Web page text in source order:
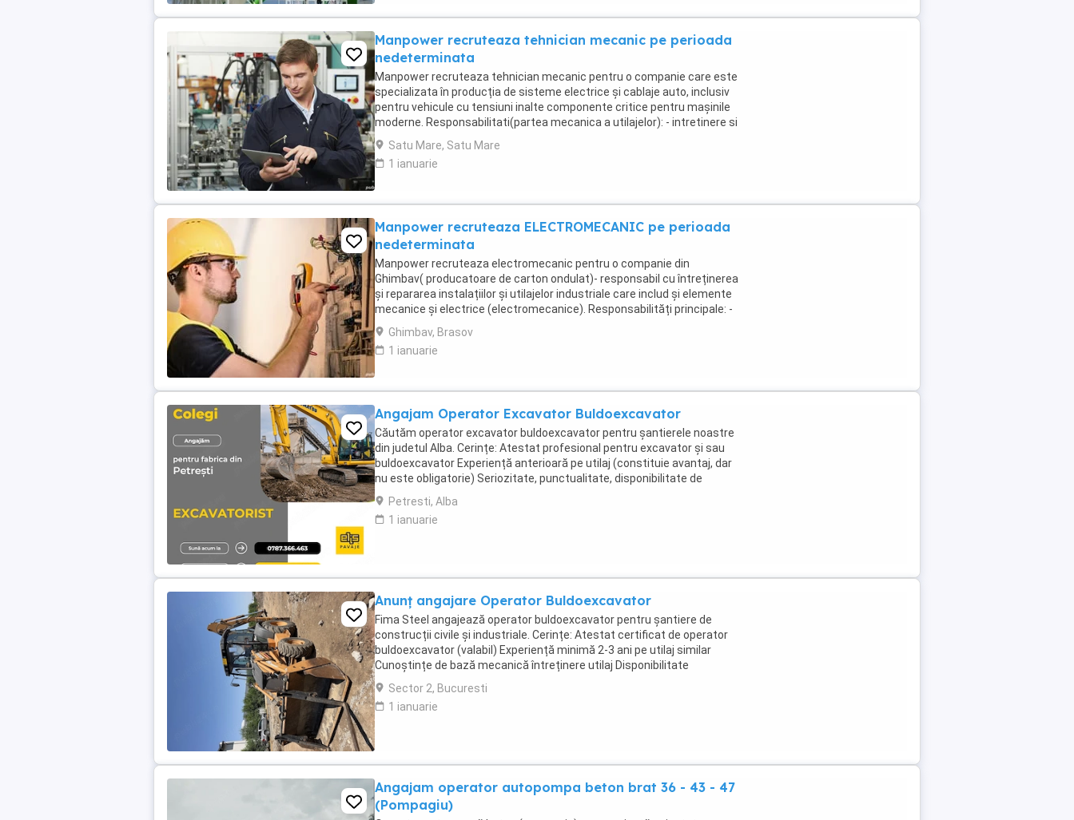
Manpower recruteaza tehnician mecanic pe perioada
nedeterminata
Manpower recruteaza tehnician mecanic pentru o companie care este
specializata în producția de sisteme electrice și cablaje auto, inclusiv
pentru vehicule cu tensiuni inalte componente critice pentru mașinile
moderne. Responsabilitati(partea mecanica a utilajelor): - intretinere si
reparatii mecanice ...
Satu Mare, Satu Mare
1 ianuarie
Manpower recruteaza ELECTROMECANIC pe perioada
nedeterminata
Manpower recruteaza electromecanic pentru o companie din
Ghimbav( producatoare de carton ondulat)- responsabil cu întreținerea
și repararea instalațiilor și utilajelor industriale care includ și elemente
mecanice și electrice (electromecanice). Responsabilități principale: -
monitorizeaza și execută ...
Ghimbav, Brasov
1 ianuarie
Angajam Operator Excavator Buldoexcavator
Căutăm operator excavator buldoexcavator pentru șantierele noastre
din judetul Alba. Cerințe: Atestat profesional pentru excavator și sau
buldoexcavator Experiență anterioară pe utilaj (constituie avantaj, dar
nu este obligatorie) Seriozitate, punctualitate, disponibilitate de
deplasare pe șantier Permis ...
Petresti, Alba
1 ianuarie
Anunț angajare Operator Buldoexcavator
Fima Steel angajează operator buldoexcavator pentru șantiere de
construcții civile și industriale. Cerințe: Atestat certificat de operator
buldoexcavator (valabil) Experiență minimă 2-3 ani pe utilaj similar
Cunoștințe de bază mecanică întreținere utilaj Disponibilitate
deplasare pe șantiere Oferim: ...
Sector 2, Bucuresti
1 ianuarie
Angajam operator autopompa beton brat 36 - 43 - 47
(Pompagiu)